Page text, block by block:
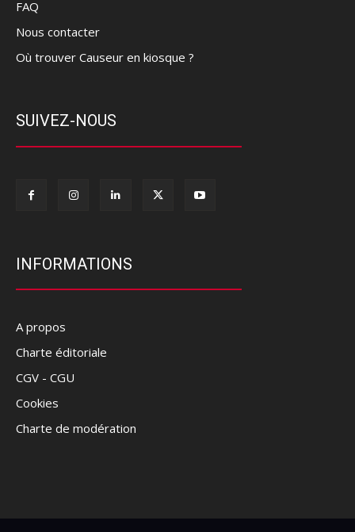
FAQ
Nous contacter
Où trouver Causeur en kiosque ?
SUIVEZ-NOUS
INFORMATIONS
A propos
Charte éditoriale
CGV - CGU
Cookies
Charte de modération